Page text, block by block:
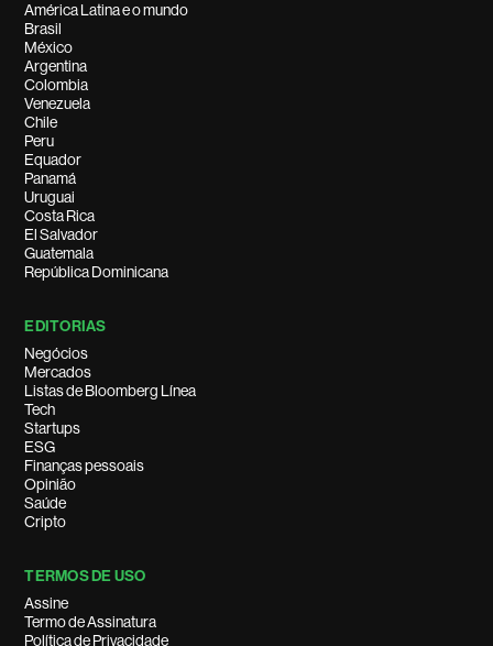
América Latina e o mundo
Brasil
México
Argentina
Colombia
Venezuela
Chile
Peru
Equador
Panamá
Uruguai
Costa Rica
El Salvador
Guatemala
República Dominicana
EDITORIAS
Negócios
Mercados
Listas de Bloomberg Línea
Tech
Startups
ESG
Finanças pessoais
Opinião
Saúde
Cripto
TERMOS DE USO
Assine
Termo de Assinatura
Política de Privacidade